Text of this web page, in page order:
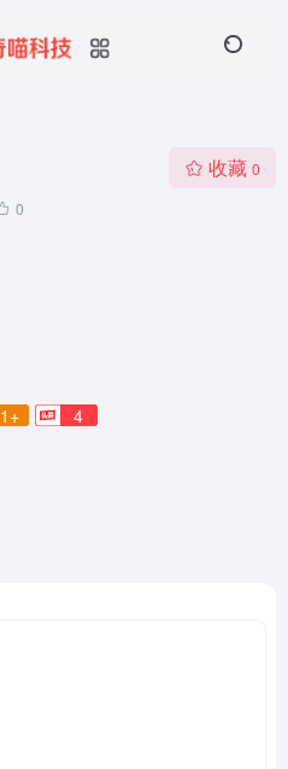
0
收藏 0
1+ 4